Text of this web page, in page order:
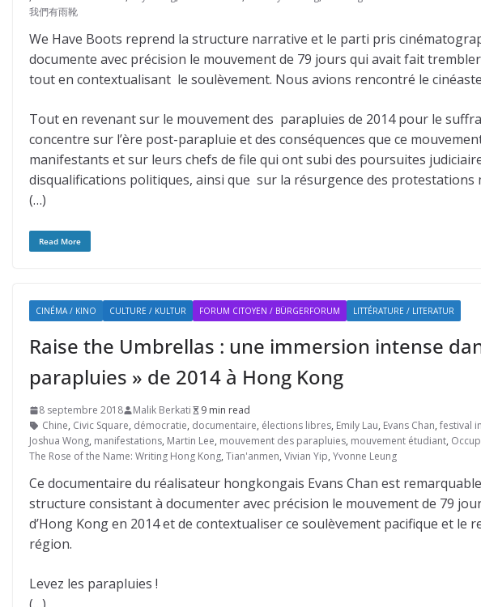
我們有雨靴
We Have Boots reprend la structure narrative et le parti pris
documente avec précision le mouvement de 79 jours qui avait fait
tout en contextualisant le soulèvement. Nous avions rencontré le
Tout en revenant sur le mouvement des parapluies de 2014 pour le
concentre sur l’ère post-parapluie et des conséquences que ce
manifestants et sur leurs chefs de file qui ont subi des poursuites
disqualifications politiques, ainsi que sur la résurgence des protestations
(…)
Read More
CINÉMA / KINO CULTURE / KULTUR FORUM CITOYEN / BÜRGERFORUM LITTÉRATURE / LITERATUR
Raise the Umbrellas : une immersion intense
parapluies » de 2014 à Hong Kong
8 septembre 2018 Malik Berkati
9 min read
Chine, Civic Square, démocratie, documentaire, élections libres, Emily Lau, Evans Chan, festival
Joshua Wong, manifestations, Martin Lee, mouvement des parapluies, mouvement étudiant,
The Rose of the Name: Writing Hong Kong, Tian'anmen, Vivian Yip, Yvonne Leung
Ce documentaire du réalisateur hongkongais Evans Chan est
structure consistant à documenter avec précision le mouvement de 79
d’Hong Kong en 2014 et de contextualiser ce soulèvement pacifique et le
région.
Levez les parapluies !